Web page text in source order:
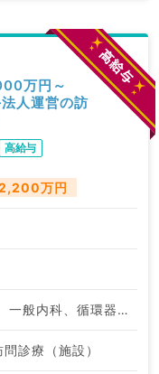
万円～
人運営の訪
高給与
万円
神経内科、心療内科、一般内科、循環器内科、呼吸器内科、消化器内科、内分泌・代謝内科、腎臓内科、老年内科、膠原病科
診療（施設）